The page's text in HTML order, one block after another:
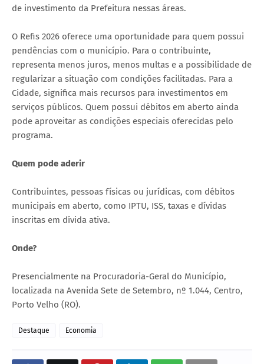
de investimento da Prefeitura nessas áreas.
O Refis 2026 oferece uma oportunidade para quem possui
pendências com o município. Para o contribuinte,
representa menos juros, menos multas e a possibilidade de
regularizar a situação com condições facilitadas. Para a
Cidade, significa mais recursos para investimentos em
serviços públicos. Quem possui débitos em aberto ainda
pode aproveitar as condições especiais oferecidas pelo
programa.
Quem pode aderir
Contribuintes, pessoas físicas ou jurídicas, com débitos
municipais em aberto, como IPTU, ISS, taxas e dívidas
inscritas em dívida ativa.
Onde?
Presencialmente na Procuradoria-Geral do Município,
localizada na Avenida Sete de Setembro, nº 1.044, Centro,
Porto Velho (RO).
Destaque Economia